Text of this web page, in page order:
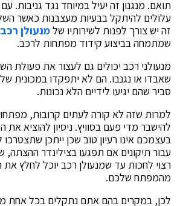
תואם. מנגנון זה יעיל במיוחד נגד גניבות.
עלולים להיתקל בבעיות מעצבנות כאשר
זה יש צורך לפנות לשירותיו שלמנעולן
שמתמחה בביצוע קידוד מפתחות לרכב.
מנעולני רכב יכולים גם לעצור את פעולת
שאבדו או נגנבו. הם לא יתפקדו במכונית
סביר שהם יגיעו לידיים הלא נכונות.
למרות שזה לא קורה לעתים קרובות,
להישבר מדי פעם בסוויץ. ניסיון להוציא
בעצמכם אינו רעיון טוב שכן ייתכן
עבור תיקונים אם תפגעו בצילינדר
רצוי לחכות עד שמנעולן רכב יוכל לחלץ את
מהמפתח שלכם.
לכן, במקרים בהם אתם נתקלים בכל אחת